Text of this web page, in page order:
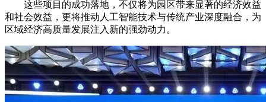
这些项目的成功落地，不仅将为园区带来显著的经济效益
和社会效益，更将推动人工智能技术与传统产业深度融合，为
区域经济高质量发展注入新的强劲动力。